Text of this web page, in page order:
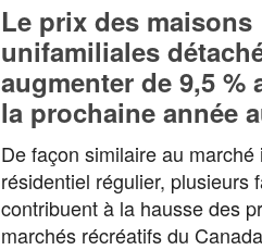
Le prix des maisons
unifamiliales
augmenter de 9,5 %
la prochaine année
De façon similaire au marché
résidentiel régulier, plusieurs
contribuent à la hausse des
marchés récréatifs du